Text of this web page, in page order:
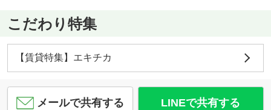
こだわり特集
【賃貸特集】エキチカ
メールで共有する LINEで共有する